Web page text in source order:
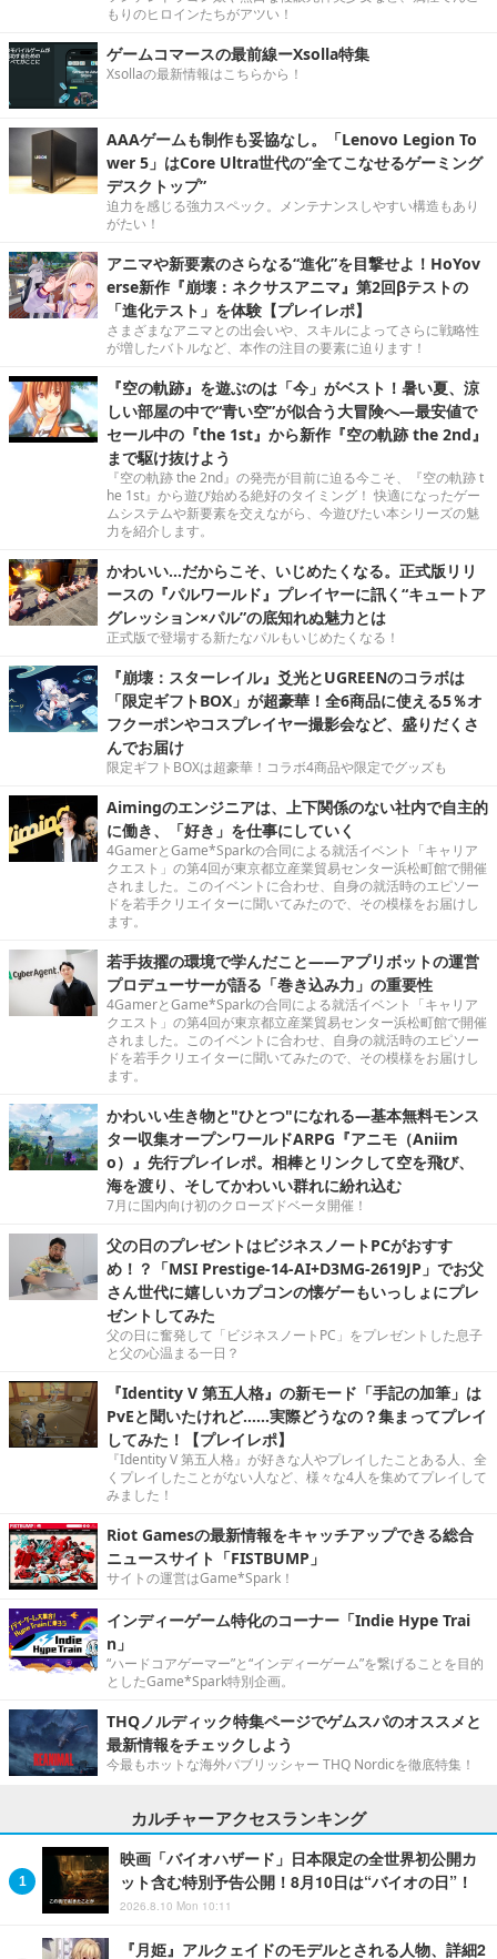
もりのヒロインたちがアツい！
ゲームコマースの最前線ーXsolla特集
Xsollaの最新情報はこちらから！
AAAゲームも制作も妥協なし。「Lenovo Legion To
wer 5」はCore Ultra世代の“全てこなせるゲーミング
デスクトップ”
迫力を感じる強力スペック。メンテナンスしやすい構造もあり
がたい！
アニマや新要素のさらなる“進化”を目撃せよ！HoYov
erse新作『崩壊：ネクサスアニマ』第2回βテストの
「進化テスト」を体験【プレイレポ】
さまざまなアニマとの出会いや、スキルによってさらに戦略性
が増したバトルなど、本作の注目の要素に迫ります！
『空の軌跡』を遊ぶのは「今」がベスト！暑い夏、涼
しい部屋の中で“青い空”が似合う大冒険へ―最安値で
セール中の『the 1st』から新作『空の軌跡 the 2nd』
まで駆け抜けよう
『空の軌跡 the 2nd』の発売が目前に迫る今こそ、『空の軌跡 t
he 1st』から遊び始める絶好のタイミング！ 快適になったゲー
ムシステムや新要素を交えながら、今遊びたい本シリーズの魅
力を紹介します。
かわいい…だからこそ、いじめたくなる。正式版リリ
ースの『パルワールド』プレイヤーに訊く“キュートア
グレッション×パル”の底知れぬ魅力とは
正式版で登場する新たなパルもいじめたくなる！
『崩壊：スターレイル』爻光とUGREENのコラボは
「限定ギフトBOX」が超豪華！全6商品に使える5％オ
フクーポンやコスプレイヤー撮影会など、盛りだくさ
んでお届け
限定ギフトBOXは超豪華！コラボ4商品や限定でグッズも
Aimingのエンジニアは、上下関係のない社内で自主的
に働き、「好き」を仕事にしていく
4GamerとGame*Sparkの合同による就活イベント「キャリア
クエスト」の第4回が東京都立産業貿易センター浜松町館で開催
されました。このイベントに合わせ、自身の就活時のエピソー
ドを若手クリエイターに聞いてみたので、その模様をお届けし
ます。
若手抜擢の環境で学んだこと――アプリボットの運営
プロデューサーが語る「巻き込み力」の重要性
4GamerとGame*Sparkの合同による就活イベント「キャリア
クエスト」の第4回が東京都立産業貿易センター浜松町館で開催
されました。このイベントに合わせ、自身の就活時のエピソー
ドを若手クリエイターに聞いてみたので、その模様をお届けし
ます。
かわいい生き物と"ひとつ"になれる―基本無料モンス
ター収集オープンワールドARPG『アニモ（Aniim
o）』先行プレイレポ。相棒とリンクして空を飛び、
海を渡り、そしてかわいい群れに紛れ込む
7月に国内向け初のクローズドベータ開催！
父の日のプレゼントはビジネスノートPCがおすす
め！？「MSI Prestige-14-AI+D3MG-2619JP」でお父
さん世代に嬉しいカプコンの懐ゲーもいっしょにプレ
ゼントしてみた
父の日に奮発して「ビジネスノートPC」をプレゼントした息子
と父の心温まる一日？
『Identity V 第五人格』の新モード「手記の加筆」は
PvEと聞いたけれど……実際どうなの？集まってプレイ
してみた！【プレイレポ】
『Identity V 第五人格』が好きな人やプレイしたことある人、全
くプレイしたことがない人など、様々な4人を集めてプレイして
みました！
Riot Gamesの最新情報をキャッチアップできる総合
ニュースサイト「FISTBUMP」
サイトの運営はGame*Spark！
インディーゲーム特化のコーナー「Indie Hype Trai
n」
“ハードコアゲーマー”と“インディーゲーム”を繋げることを目的
としたGame*Spark特別企画。
THQノルディック特集ページでゲムスパのオススメと
最新情報をチェックしよう
今最もホットな海外パブリッシャー THQ Nordicを徹底特集！
カルチャーアクセスランキング
映画「バイオハザード」日本限定の全世界初公開カ
ット含む特別予告公開！8月10日は“バイオの日”！
2026.8.10 Mon 10:11
『月姫』アルクェイドのモデルとされる人物、詳細2